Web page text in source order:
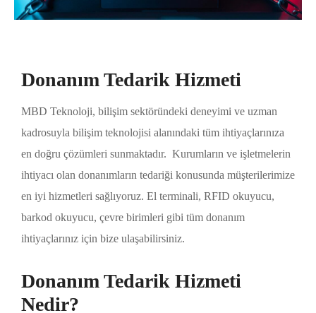
Donanım Tedarik Hizmeti
MBD Teknoloji, bilişim sektöründeki deneyimi ve uzman
kadrosuyla bilişim teknolojisi alanındaki tüm ihtiyaçlarınıza
en doğru çözümleri sunmaktadır. Kurumların ve işletmelerin
ihtiyacı olan donanımların tedariği konusunda müşterilerimize
en iyi hizmetleri sağlıyoruz. El terminali, RFID okuyucu,
barkod okuyucu, çevre birimleri gibi tüm donanım
ihtiyaçlarınız için bize ulaşabilirsiniz.
Donanım Tedarik Hizmeti
Nedir?